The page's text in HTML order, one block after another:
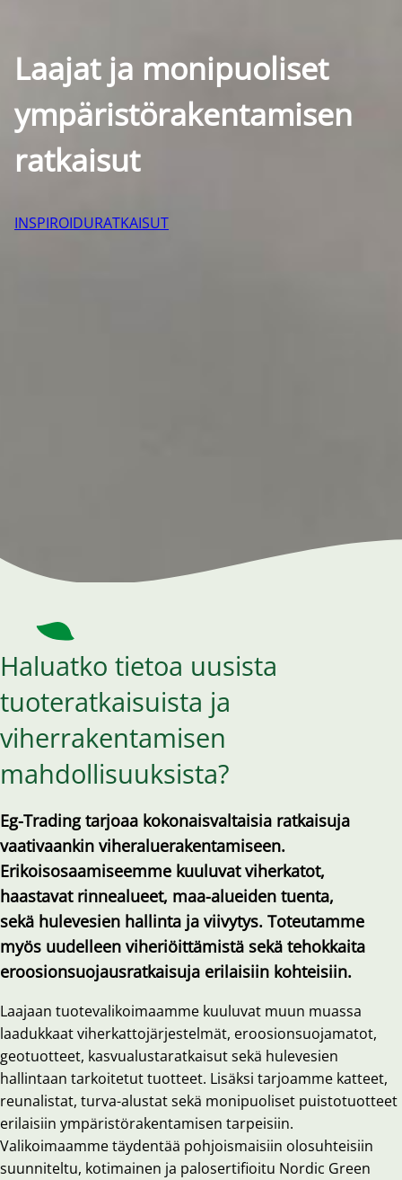
Laajat ja monipuoliset
ympäristö­rakentamisen
ratkaisut
INSPIROIDURATKAISUT
Haluatko tietoa uusista
tuoteratkaisuista ja
viherrakentamisen
mahdollisuuksista?
Eg-Trading tarjoaa kokonaisvaltaisia ratkaisuja
vaativaankin viheraluerakentamiseen.
Erikoisosaamiseemme kuuluvat viherkatot,
haastavat rinnealueet, maa-alueiden tuenta,
sekä hulevesien hallinta ja viivytys. Toteutamme
myös uudelleen viheriöittämistä sekä tehokkaita
eroosionsuojausratkaisuja erilaisiin kohteisiin.
Laajaan tuotevalikoimaamme kuuluvat muun muassa
laadukkaat viherkattojärjestelmät, eroosionsuojamatot,
geotuotteet, kasvualustaratkaisut sekä hulevesien
hallintaan tarkoitetut tuotteet. Lisäksi tarjoamme katteet,
reunalistat, turva-alustat sekä monipuoliset puistotuotteet
erilaisiin ympäristörakentamisen tarpeisiin.
Valikoimaamme täydentää pohjoismaisiin olosuhteisiin
suunniteltu, kotimainen ja palosertifioitu Nordic Green